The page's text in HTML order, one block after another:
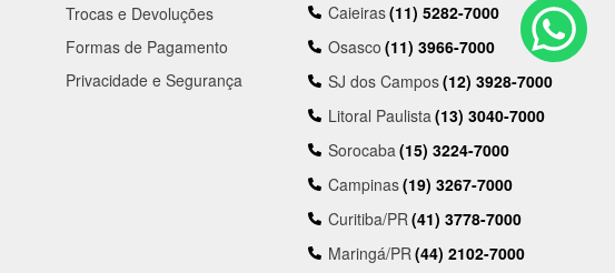
Trocas e Devoluções
Formas de Pagamento
Privacidade e Segurança
Caieiras(11) 5282-7000
Osasco (11) 3966-7000
SJ dos Campos(12) 3928-7000
Litoral Paulista(13) 3040-7000
Sorocaba(15) 3224-7000
Campinas(19) 3267-7000
Curitiba/PR(41) 3778-7000
Maringá/PR(44) 2102-7000